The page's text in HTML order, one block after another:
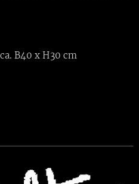
B40 x H30 cm